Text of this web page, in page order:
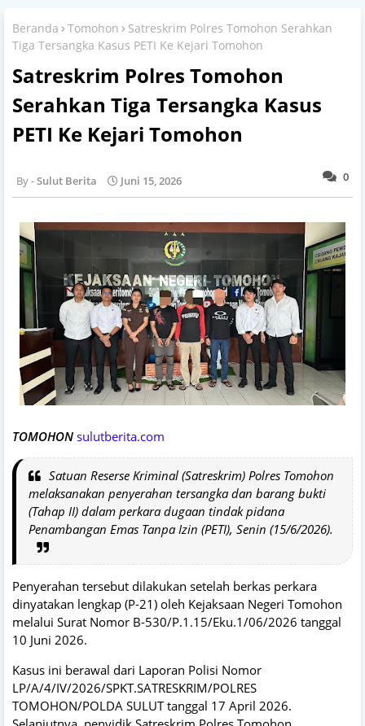
Beranda Tomohon
Satreskrim Polres Tomohon Serahkan
Tiga Tersangka Kasus PETI Ke Kejari Tomohon
Satreskrim Polres Tomohon
Serahkan Tiga Tersangka Kasus
PETI Ke Kejari Tomohon
0
Sulut Berita Juni 15, 2026
TOMOHON sulutberita.com
Satuan Reserse Kriminal (Satreskrim) Polres Tomohon
melaksanakan penyerahan tersangka dan barang bukti
(Tahap II) dalam perkara dugaan tindak pidana
Penambangan Emas Tanpa Izin (PETI), Senin (15/6/2026).
Penyerahan tersebut dilakukan setelah berkas perkara
dinyatakan lengkap (P-21) oleh Kejaksaan Negeri Tomohon
melalui Surat Nomor B-530/P.1.15/Eku.1/06/2026 tanggal
10 Juni 2026.
Kasus ini berawal dari Laporan Polisi Nomor
LP/A/4/IV/2026/SPKT.SATRESKRIM/POLRES
TOMOHON/POLDA SULUT tanggal 17 April 2026.